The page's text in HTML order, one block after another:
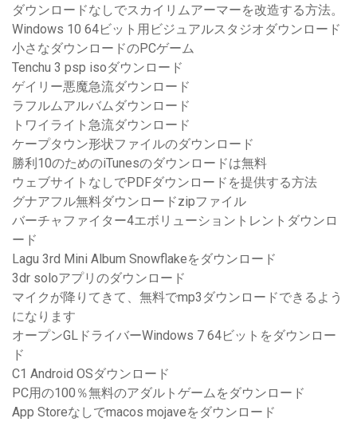
ダウンロードなしでスカイリムアーマーを改造する方法。
Windows 10 64ビット用ビジュアルスタジオダウンロード
小さなダウンロードのPCゲーム
Tenchu 3 psp isoダウンロード
ゲイリー悪魔急流ダウンロード
ラフルムアルバムダウンロード
トワイライト急流ダウンロード
ケープタウン形状ファイルのダウンロード
勝利10のためのiTunesのダウンロードは無料
ウェブサイトなしでPDFダウンロードを提供する方法
グナアフル無料ダウンロードzipファイル
バーチャファイター4エボリューショントレントダウンロ
ード
Lagu 3rd Mini Album Snowflakeをダウンロード
3dr soloアプリのダウンロード
マイクが降りてきて、無料でmp3ダウンロードできるよう
になります
オープンGLドライバーWindows 7 64ビットをダウンロー
ド
C1 Android OSダウンロード
PC用の100％無料のアダルトゲームをダウンロード
App Storeなしでmacos mojaveをダウンロード